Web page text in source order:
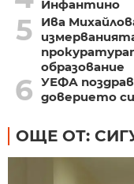
Инфантино
5
Ива
образование
6 УЕФА
доверието
ОЩЕ ОТ: